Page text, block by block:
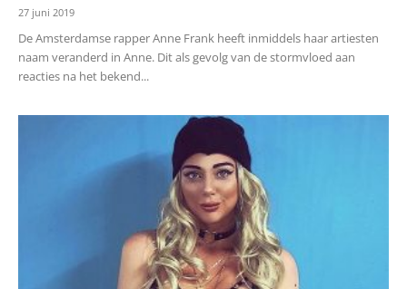
27 juni 2019
De Amsterdamse rapper Anne Frank heeft inmiddels haar artiesten
naam veranderd in Anne. Dit als gevolg van de stormvloed aan
reacties na het bekend...